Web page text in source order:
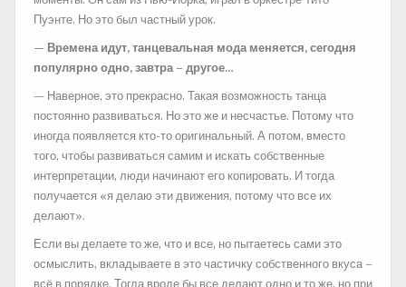
Пуэнте. Но это был частный урок.
— Времена идут, танцевальная мода меняется, сегодня
популярно одно, завтра – другое…
— Наверное, это прекрасно. Такая возможность танца
постоянно развиваться. Но это же и несчастье. Потому что
иногда появляется кто-то оригинальный. А потом, вместо
того, чтобы развиваться самим и искать собственные
интерпретации, люди начинают его копировать. И тогда
получается «я делаю эти движения, потому что все их
делают».
Если вы делаете то же, что и все, но пытаетесь сами это
осмыслить, вкладываете в это частичку собственного вкуса –
всё в порядке. Тогда вроде бы все делают одно и то же, но при